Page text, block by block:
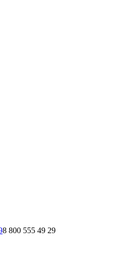
8 800 555 49 29